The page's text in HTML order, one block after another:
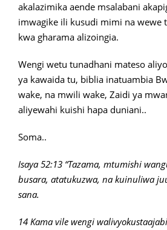
akalazimika aende msalabani
imwagike ili kusudi mimi na wewe
kwa gharama alizoingia.
Wengi wetu tunadhani mateso
ya kawaida tu, biblia inatuambia
wake, na mwili wake, Zaidi ya
aliyewahi kuishi hapa duniani..
Soma..
Isaya 52:13 “Tazama, mtumishi
busara, atatukuzwa, na kuinuliwa
sana.
14 Kama vile wengi